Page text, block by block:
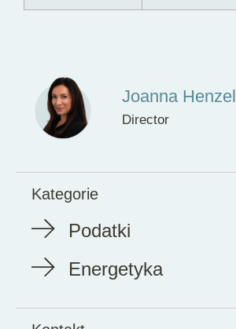
Joanna Henzel
Director
Kategorie
Podatki
Energetyka